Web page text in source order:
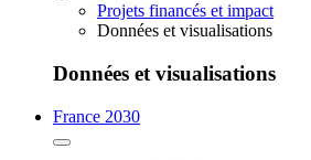
Projets financés et impact
Données et visualisations
Données et visualisations
France 2030